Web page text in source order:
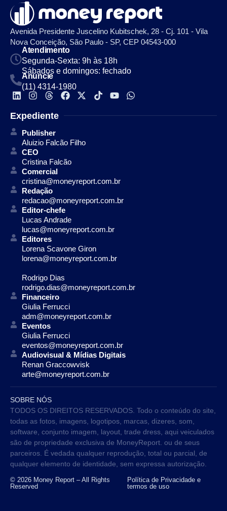
Avenida Presidente Juscelino Kubitschek, 28 - Cj. 101 - Vila
Nova Conceição, São Paulo - SP, CEP 04543-000
Atendimento
Segunda-Sexta: 9h às 18h
Sábados e domingos: fechado
Anuncie
(11) 4314-1980
Expediente
Publisher
Aluizio Falcão Filho
CEO
Cristina Falcão
Comercial
cristina@moneyreport.com.br
Redação
redacao@moneyreport.com.br
Editor-chefe
Lucas Andrade
lucas@moneyreport.com.br
Editores
Lorena Scavone Giron
lorena@moneyreport.com.br
Rodrigo Dias
rodrigo.dias@moneyreport.com.br
Financeiro
Giulia Ferrucci
adm@moneyreport.com.br
Eventos
Giulia Ferrucci
eventos@moneyreport.com.br
Audiovisual & Mídias Digitais
Renan Graccowvisk
arte@moneyreport.com.br
SOBRE NÓS
TODOS OS DIREITOS RESERVADOS. Todo o conteúdo do site,
todas as fotos, imagens, logotipos, marcas, dizeres, som,
software, conjunto imagem, layout, trade dress, aqui veiculados
são de propriedade exclusiva de MoneyReport. ou de seus
parceiros. É vedada qualquer reprodução, total ou parcial, de
qualquer elemento de identidade, sem expressa autorização.
© 2026 Money Report – All Rights
Reserved
Política de Privacidade e
termos de uso